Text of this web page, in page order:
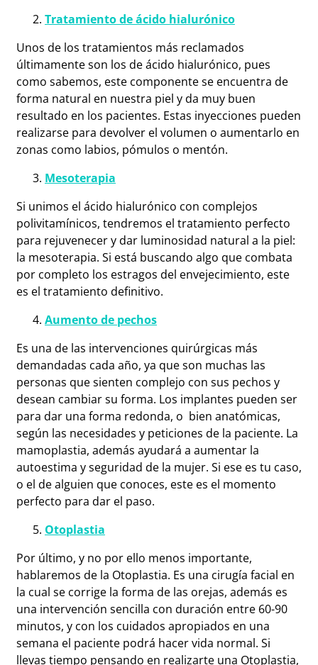
Tratamiento de ácido hialurónico
Unos de los tratamientos más reclamados
últimamente son los de ácido hialurónico, pues
como sabemos, este componente se encuentra de
forma natural en nuestra piel y da muy buen
resultado en los pacientes. Estas inyecciones pueden
realizarse para devolver el volumen o aumentarlo en
zonas como labios, pómulos o mentón.
Mesoterapia
Si unimos el ácido hialurónico con complejos
polivitamínicos, tendremos el tratamiento perfecto
para rejuvenecer y dar luminosidad natural a la piel:
la mesoterapia. Si está buscando algo que combata
por completo los estragos del envejecimiento, este
es el tratamiento definitivo.
Aumento de pechos
Es una de las intervenciones quirúrgicas más
demandadas cada año, ya que son muchas las
personas que sienten complejo con sus pechos y
desean cambiar su forma. Los implantes pueden ser
para dar una forma redonda, o bien anatómicas,
según las necesidades y peticiones de la paciente. La
mamoplastia, además ayudará a aumentar la
autoestima y seguridad de la mujer. Si ese es tu caso,
o el de alguien que conoces, este es el momento
perfecto para dar el paso.
Otoplastia
Por último, y no por ello menos importante,
hablaremos de la Otoplastia. Es una cirugía facial en
la cual se corrige la forma de las orejas, además es
una intervención sencilla con duración entre 60-90
minutos, y con los cuidados apropiados en una
semana el paciente podrá hacer vida normal. Si
llevas tiempo pensando en realizarte una Otoplastia,